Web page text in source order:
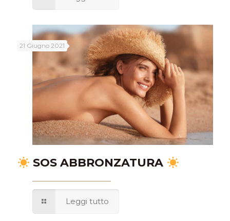
21 Giugno 2021
SOS ABBRONZATURA
Leggi tutto